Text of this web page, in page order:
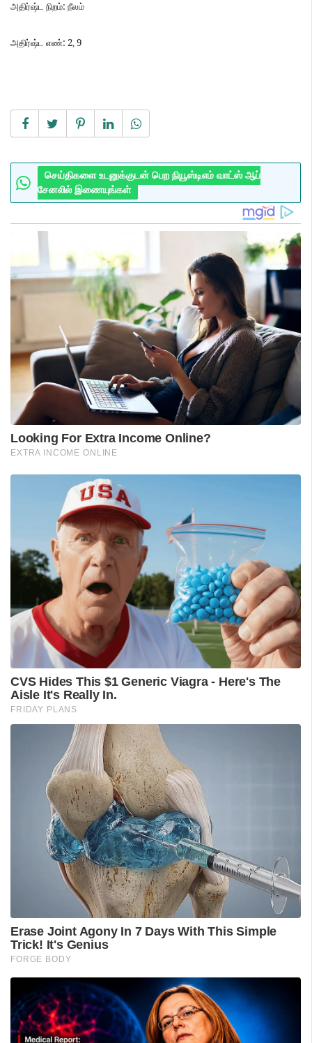
அதிர்ஷ்ட நிறம்: நீலம்
அதிர்ஷ்ட எண்: 2, 9
செய்திகளை உடனுக்குடன் பெற நியூஸ்டிஎம் வாட்ஸ் ஆப்
சேனலில் இணையுங்கள்